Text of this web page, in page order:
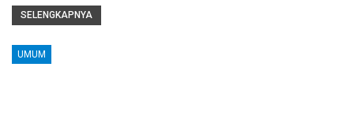
SELENGKAPNYA
UMUM